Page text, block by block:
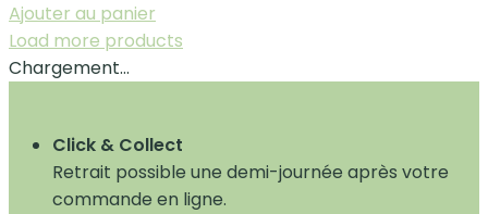
Ajouter au panier
Load more products
Chargement…
Click & Collect
Retrait possible une demi-journée après votre
commande en ligne.